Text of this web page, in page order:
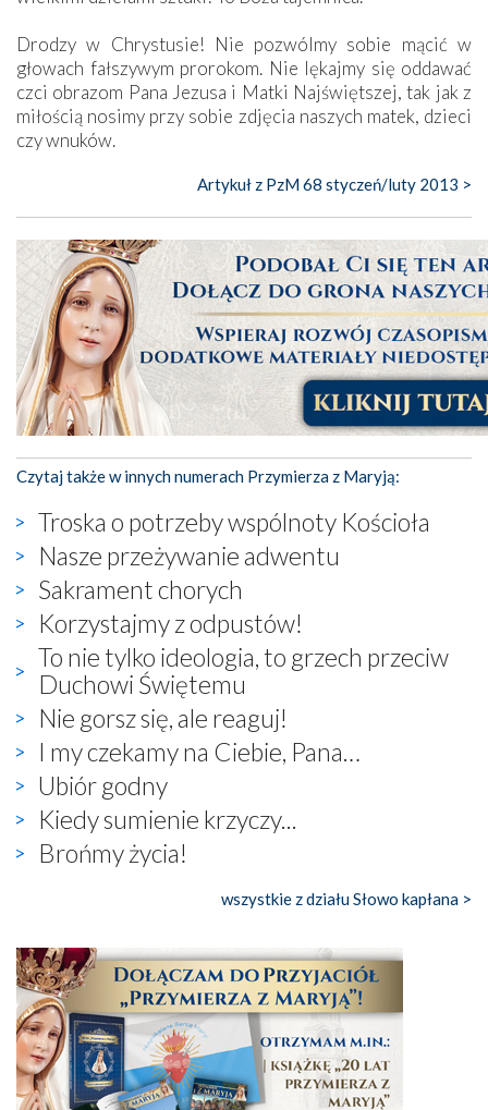
Drodzy w Chrystusie! Nie pozwólmy sobie mącić w
głowach fałszywym prorokom. Nie lękajmy się oddawać
czci obrazom Pana Jezusa i Matki Najświętszej, tak jak z
miłością nosimy przy sobie zdjęcia naszych matek, dzieci
czy wnuków.
Artykuł z PzM 68 styczeń/luty 2013 >
Czytaj także w innych numerach Przymierza z Maryją:
Troska o potrzeby wspólnoty Kościoła
Nasze przeżywanie adwentu
Sakrament chorych
Korzystajmy z odpustów!
To nie tylko ideologia, to grzech przeciw
Duchowi Świętemu
Nie gorsz się, ale reaguj!
I my czekamy na Ciebie, Pana…
Ubiór godny
Kiedy sumienie krzyczy...
Brońmy życia!
wszystkie z działu Słowo kapłana >